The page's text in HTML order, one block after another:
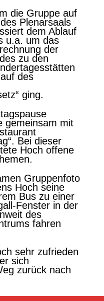
die Gruppe auf
Plenarsaals
dem Ablauf
u.a. um das
der
zu den
des
ging.
gemeinsam mit
Bei dieser
Hoch offene
Gruppenfoto
Hoch seine
Bus zu einer
Fenster in der
des
fahren
sehr zufrieden
sich
zurück nach